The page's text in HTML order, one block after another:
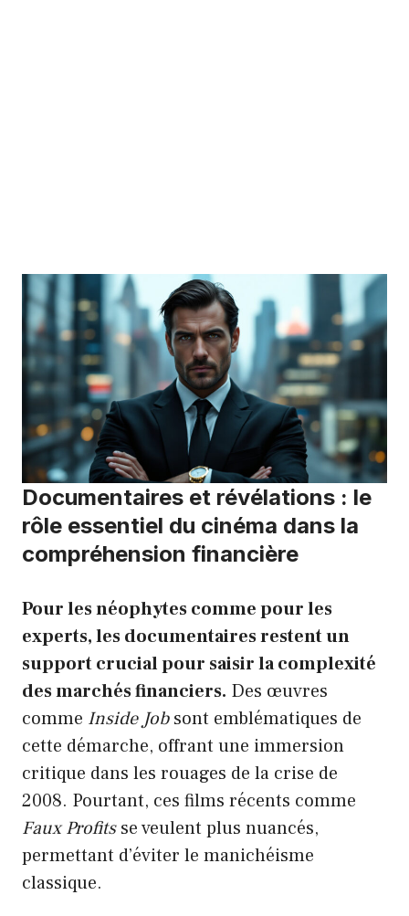
Documentaires et révélations : le
rôle essentiel du cinéma dans la
compréhension financière
Pour les néophytes comme pour les
experts, les documentaires restent un
support crucial pour saisir la complexité
des marchés financiers. Des œuvres
comme Inside Jobsont emblématiques de
cette démarche, offrant une immersion
critique dans les rouages de la crise de
2008. Pourtant, ces films récents comme
Faux Profitsse veulent plus nuancés,
permettant d’éviter le manichéisme
classique.